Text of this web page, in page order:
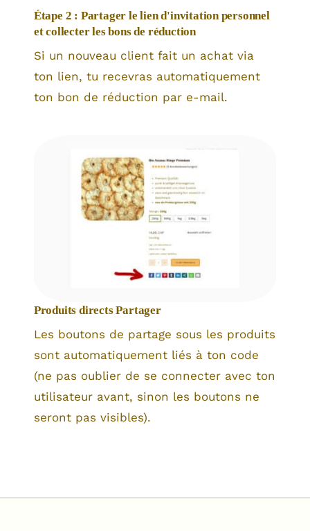
Étape 2 : Partager le lien d'invitation personnel
et collecter les bons de réduction
Si un nouveau client fait un achat via
ton lien, tu recevras automatiquement
ton bon de réduction par e-mail.
Produits directs Partager
Les boutons de partage sous les produits
sont automatiquement liés à ton code
(ne pas oublier de se connecter avec ton
utilisateur avant, sinon les boutons ne
seront pas visibles).